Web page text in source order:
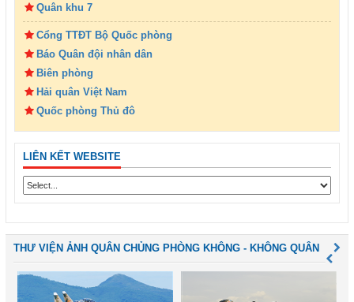
Quân khu 7
Cổng TTĐT Bộ Quốc phòng
Báo Quân đội nhân dân
Biên phòng
Hải quân Việt Nam
Quốc phòng Thủ đô
LIÊN KẾT WEBSITE
THƯ VIỆN ẢNH QUÂN CHỦNG PHÒNG KHÔNG - KHÔNG QUÂN